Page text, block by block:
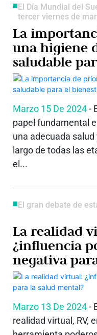
El Día Mundial del
tercer viernes de
La
una higiene
saludable
integral
Marzo 15 De 2024-
papel fundamental
una adecuada
largo de todas las
el...
El gran debate de
La realidad
¿influencia
negativa
mental?
Marzo 13 De 2024-
realidad virtual, RV,